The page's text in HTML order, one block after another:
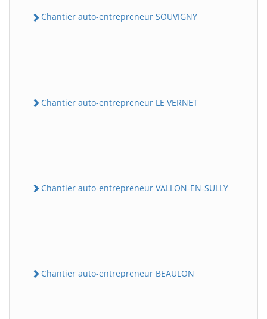
Chantier auto-entrepreneur SOUVIGNY
Chantier auto-entrepreneur LE VERNET
Chantier auto-entrepreneur VALLON-EN-SULLY
Chantier auto-entrepreneur BEAULON